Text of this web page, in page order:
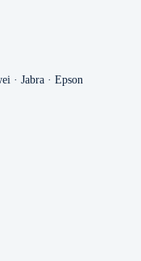
· Jabra · Epson